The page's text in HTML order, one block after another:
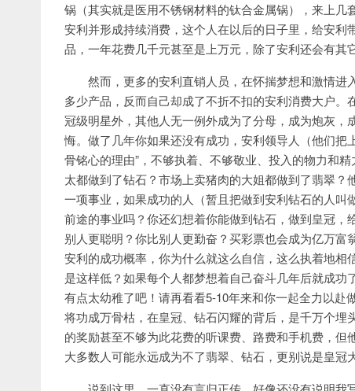
锅（其实就是医用不锈钢材料的钛合金属锅），来上
安利并形成持续消费，这个人在以后的日子里，给安
品，一年花费几千元甚至是上万元，除了安利还会有其
然而，更多的安利直销人员，在怀揣梦想和激情
多少产品，反而自己却成了不折不扣的安利消费大户
冠级明星外，其他人无一例外成为了分母，成为炮灰
悔。做了几年你如果还没有成功，安利领导人（他们
骨铭心的理由”，不够执着、不够敬业、投入的物力和
太都做到了钻石？市场上卖猪肉的大姐都做到了翡翠？
一项事业，如果成功的人（暂且把做到安利钻石的人
前途的事业吗？你还幻想着你能做到钻石，做到皇冠
别人更聪明？你比别人更勤奋？买彩票也会成为亿万
安利的成功概率，你为什么就这么自信，这么执着地
是这样低？如果每个人都梦想着自己奋斗几年后就成
有点太幼稚了吧！请再看看5-10年来和你一起全力以
将功成万骨枯，在皇冠、钻石闪耀的背后，是千万个
的奖励甚至不够为此花费的听课费、路费和手机费，
大多数人可能永远成为不了翡翠、钻石，更别说是皇冠